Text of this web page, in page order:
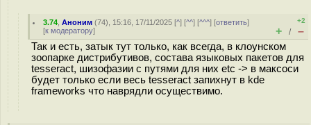
3.74 ,Аноним (74), 15:16, 17/11/2025 [^] [^^] [^^^] [ответить]
[к модератору]
+2
+ / –
Так и есть, затык тут только, как всегда, в клоунском
зоопарке дистрибутивов, состава языковых пакетов для
tesseract, шизофазии с путями для них etc -> в максоси
будет только если весь tesseract запихнут в kde
frameworks что наврядли осуществимо.